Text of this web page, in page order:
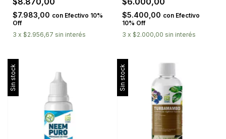
$7.983,00 con Efectivo 10%
Off
3 x $2.956,67 sin interés
$5.400,00 con Efectivo
10% Off
3 x $2.000,00 sin interés
Sin stock Sin stock